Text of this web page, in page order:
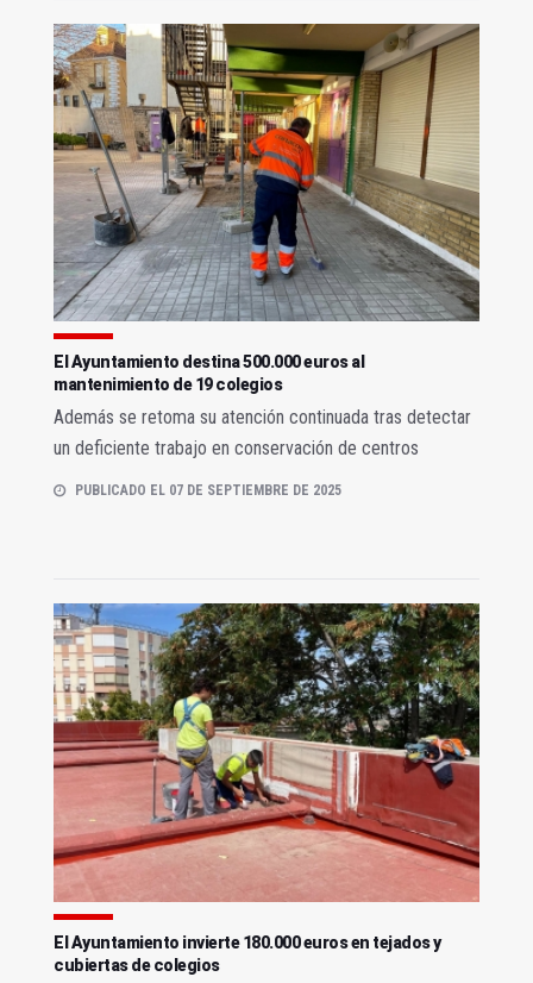
El Ayuntamiento destina 500.000 euros al
mantenimiento de 19 colegios
Además se retoma su atención continuada tras detectar
un deficiente trabajo en conservación de centros
PUBLICADO EL 07 DE SEPTIEMBRE DE 2025
El Ayuntamiento invierte 180.000 euros en tejados y
cubiertas de colegios